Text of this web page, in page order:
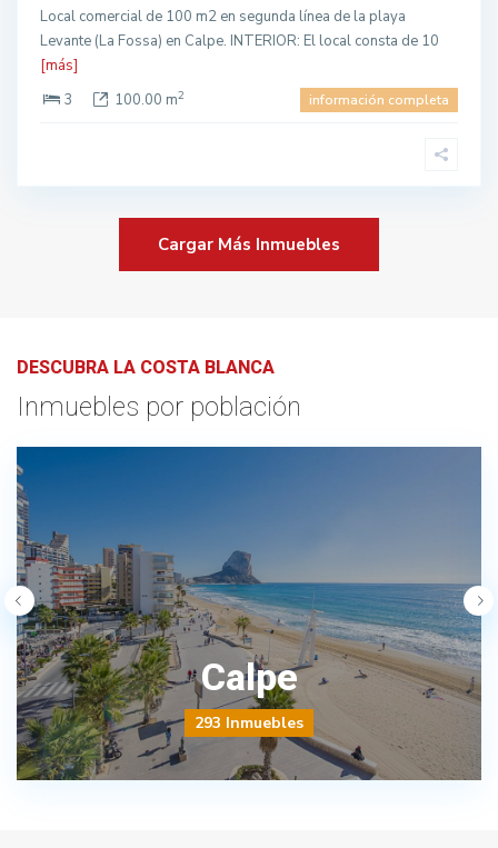
Local comercial de 100 m2 en segunda línea de la playa
Levante (La Fossa) en Calpe. INTERIOR: El local consta de 10
[más]
3
100.00 m2 información completa
Cargar Más Inmuebles
DESCUBRA LA COSTA BLANCA
Inmuebles por población
Calpe
293 Inmuebles